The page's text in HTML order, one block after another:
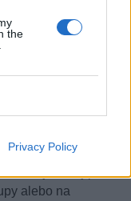
the
Privacy Policy
aj inflácia,
prípad
Platí to až o
alebo na